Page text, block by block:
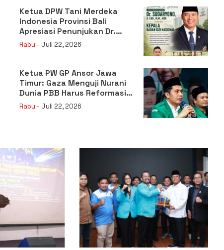
Ketua DPW Tani Merdeka
Indonesia Provinsi Bali
Apresiasi Penunjukan Dr.
Sudaryono sebagai Kepala
Badan Gizi Nasional
Rabu - Juli 22, 2026
Ketua PW GP Ansor Jawa
Timur: Gaza Menguji Nurani
Dunia PBB Harus Reformasi
Total atau Kehilangan
Rabu - Juli 22, 2026